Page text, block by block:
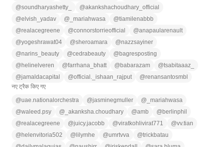
@soundharyashetty_ @akankshachoudhary_official
@elvish_yadav @ _mariahwasa @tiamilenabbb
@realacegreene @connorstorrieofficial @anapaularenault
@yogeshrawat04 @sheroamara @nazzsayiner
@narins_beauty @cedrabeauty @ bagresposting
@ helinelveren @farrhana_bhatt @ babarazam @tsabitaaaz_
@jamaldacapital @official._ishaan_rajput @renansantosmbl
नए ट्रैक किए गए
@uae.nationalorchestra @jasminegmuller @ _mariahwasa
@waleed.psy @ _akanksha.choudhary @amb @ berlinphil
@realacegreene @juicy.jacobb @viratkohlivirat771 @vv.tian
@ helenvitoria502 @ lilymhe @umrtvva @trickbatau